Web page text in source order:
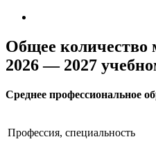
Общее количество
2026 — 2027
Среднее профессиональное
Профессия, специальность